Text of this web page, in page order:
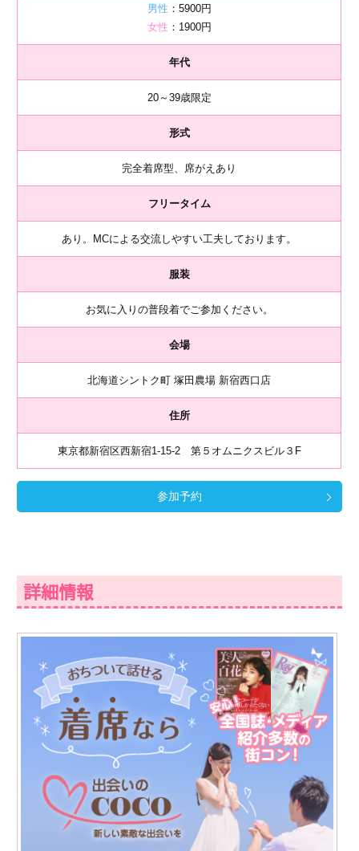
男性 ：5900円
女性 ：1900円
年代
20～39歳限定
形式
完全着席型、席がえあり
フリータイム
あり。MCによる交流しやすい工夫しております。
服装
お気に入りの普段着でご参加ください。
会場
北海道シントク町 塚田農場 新宿西口店
住所
東京都新宿区西新宿1-15-2 第５オムニクスビル３F
参加予約
詳細情報